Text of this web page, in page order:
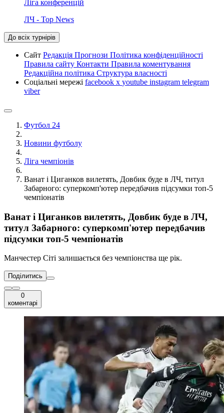
Ліга конференцій
ЛЧ - Top News
До всіх турнірів
Сайт Редакція Прогнози Політика конфіденційності
Правила сайту Контакти Правила коментування
Редакційна політика Структура власності
Соціальні мережі facebook x youtube instagram telegram
viber
Футбол 24
Новини футболу
Ліга чемпіонів
Ванат і Циганков вилетять, Довбик буде в ЛЧ, титул
Забарного: суперкомп'ютер передбачив підсумки топ-5
чемпіонатів
Ванат і Циганков вилетять, Довбик буде в ЛЧ,
титул Забарного: суперкомп'ютер передбачив
підсумки топ-5 чемпіонатів
Манчестер Сіті залишається без чемпіонства ще рік.
Поділитись
0
коментарі